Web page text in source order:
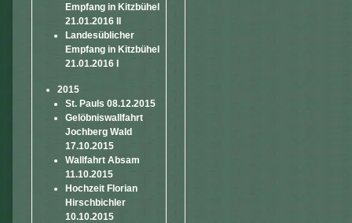
Empfang in Kitzbühel
21.01.2016 II
Landesüblicher
Empfang in Kitzbühel
21.01.2016 I
2015
St. Pauls 08.12.2015
Gelöbniswallfahrt
Jochberg Wald
17.10.2015
Wallfahrt Absam
11.10.2015
Hochzeit Florian
Hirschbichler
10.10.2015